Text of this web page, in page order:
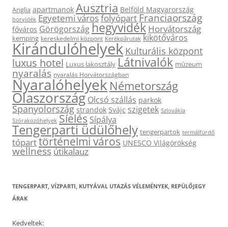
Anglia apartmanok Ausztria Belföld Magyarország
borvidék Egyetemi városfolyópartFranciaország
főváros Görögországhegyvidék Horvátország
kemping kereskedelmi központ Kerékpárutak kikötőváros
Kirándulóhelyek Kulturális központ
luxus hotel Luxus lakosztály Látnivalók múzeum
nyaralás nyaralás Horvátországban
Nyaralóhelyek Németország
Olaszország Olcsó szállás parkok
Spanyolország strandok Svájc szigetek Szlovákia
Szórakozóhelyek Síelés Sípálya
Tengerparti üdülőhely tengerpartok termálfürdő
tóparttörténelmi város UNESCO Világörökség
wellnessútikalauz
TENGERPART, VÍZPARTI, KUTYÁVAL UTAZÁS VÉLEMÉNYEK, REPÜLŐJEGY
ÁRAK
Kedveltek: